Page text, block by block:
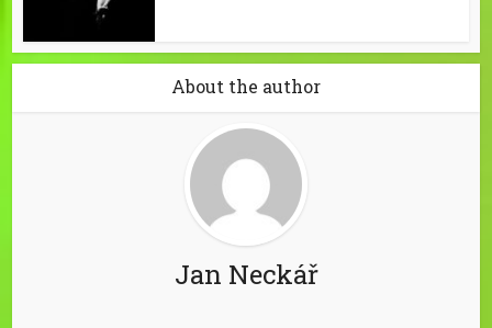
About the author
Jan Neckář